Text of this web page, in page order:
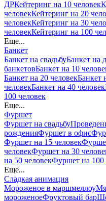
ДРКейтеринг на 10 человек
человекКейтеринг на 20
человекКейтеринг на 30
человекКейтеринг на 100
Еще...
Банкет
Банкет на свадьбуБанкет на
банкетовБанкет на 10
Банкет на 20 человекБанкет
человекБанкет на 40 человек
100 человек
Еще...
Фуршет
Фуршет на свадьбу
рожденияФуршет в офис
Фуршет на 15 человек
человекФуршет на 30
на 50 человекФуршет на 100
Еще...
Сладкая анимация
Мороженое в маршмеллоу
мороженоеФруктовый бар